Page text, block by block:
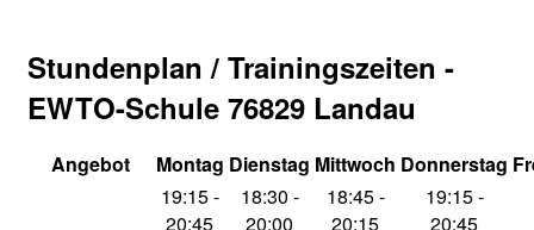
Stundenplan / Trainingszeiten -
EWTO-Schule 76829 Landau
Angebot Montag Dienstag Mittwoch Donnerstag
19:15 -
20:45
18:30 -
20:00
18:45 -
20:15
19:15 -
20:45